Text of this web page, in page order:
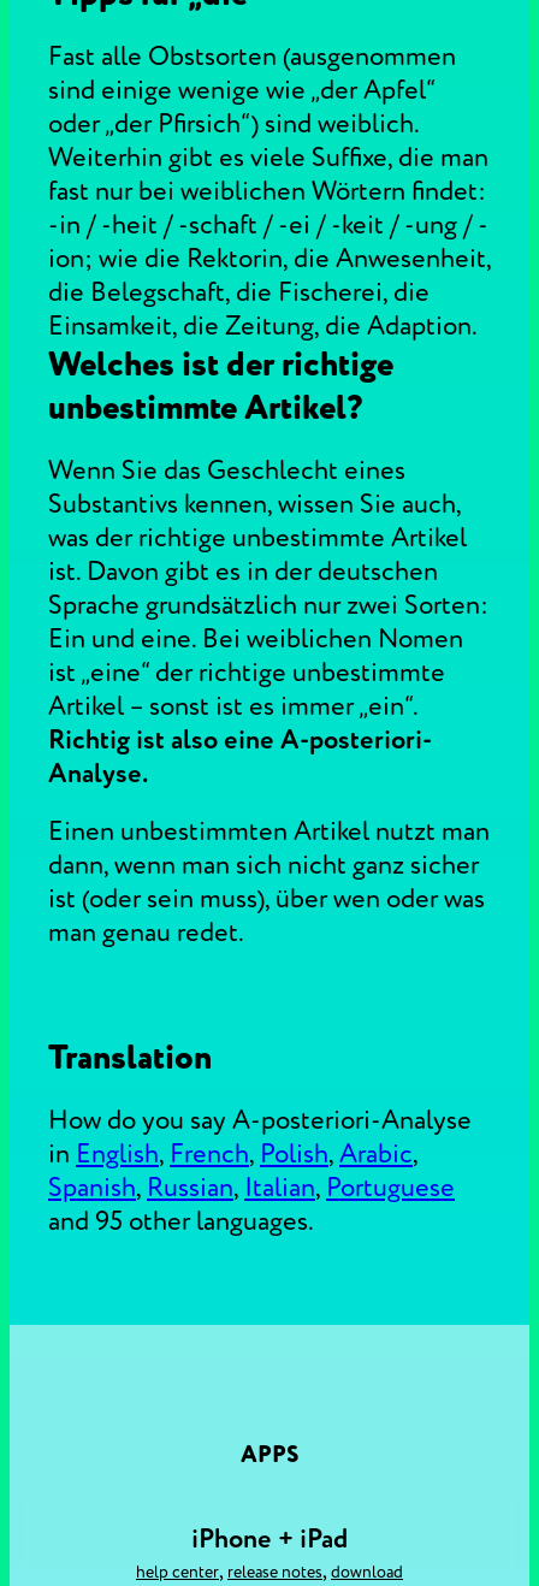
Fast alle Obstsorten (ausgenommen
sind einige wenige wie „der Apfel“
oder „der Pfirsich“) sind weiblich.
Weiterhin gibt es viele Suffixe, die man
fast nur bei weiblichen Wörtern findet:
-in / -heit / -schaft / -ei / -keit / -ung / -
ion; wie die Rektorin, die Anwesenheit,
die Belegschaft, die Fischerei, die
Einsamkeit, die Zeitung, die Adaption.
Welches ist der richtige
unbestimmte Artikel?
Wenn Sie das Geschlecht eines
Substantivs kennen, wissen Sie auch,
was der richtige unbestimmte Artikel
ist. Davon gibt es in der deutschen
Sprache grundsätzlich nur zwei Sorten:
Ein und eine. Bei weiblichen Nomen
ist „eine“ der richtige unbestimmte
Artikel – sonst ist es immer „ein“.
Richtig ist also eine A-posteriori-
Analyse.
Einen unbestimmten Artikel nutzt man
dann, wenn man sich nicht ganz sicher
ist (oder sein muss), über wen oder was
man genau redet.
Translation
How do you say A-posteriori-Analyse
in English, French, Polish,Arabic,
Spanish, Russian, Italian, Portuguese
and 95 other languages.
APPS
iPhone + iPad
help center, release notes, download